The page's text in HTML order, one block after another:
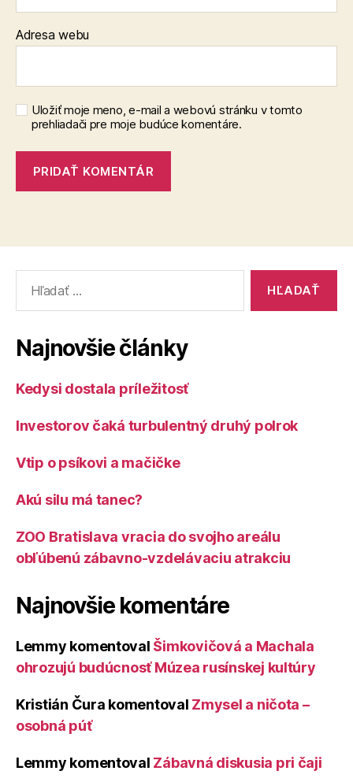
Adresa webu
Uložiť moje meno, e-mail a webovú stránku v tomto
prehliadači pre moje budúce komentáre.
Najnovšie články
Kedysi dostala príležitosť
Investorov čaká turbulentný druhý polrok
Vtip o psíkovi a mačičke
Akú silu má tanec?
ZOO Bratislava vracia do svojho areálu
obľúbenú zábavno-vzdelávaciu atrakciu
Najnovšie komentáre
Lemmy komentoval Šimkovičová a Machala
ohrozujú budúcnosť Múzea rusínskej kultúry
Kristián Čura komentoval Zmysel a ničota –
osobná púť
Lemmy komentoval Zábavná diskusia pri čaji